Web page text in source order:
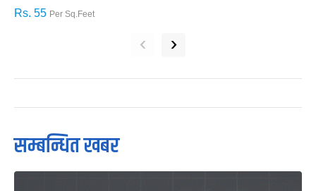
Rs. 55 Per Sq.Feet
‹ ›
सम्बन्धित खबर